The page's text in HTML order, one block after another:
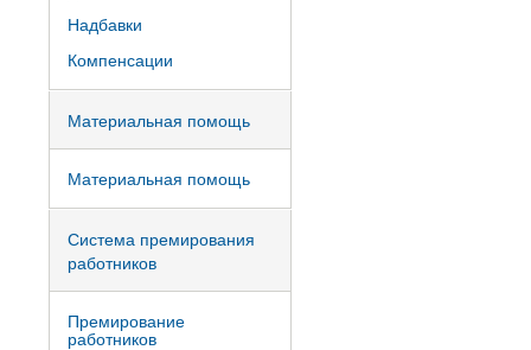
Надбавки
Компенсации
Материальная помощь
Материальная помощь
Система премирования
работников
Премирование
работников